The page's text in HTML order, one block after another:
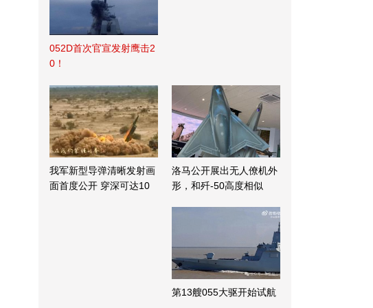
052D首次官宣发射鹰击2
0！
我军新型导弹清晰发射画
面首度公开 穿深可达10
洛马公开展出无人僚机外
形，和歼-50高度相似
第13艘055大驱开始试航